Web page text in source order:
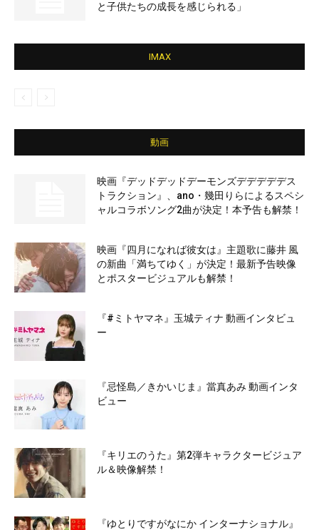
と子供たちの成長を感じられる」
IMAX
動画
映画『デッドデッドデーモンズデデデデデス
トラクション』、ano・幾田りらによるスペシ
ャルコラボソング2曲が決定！本予告も解禁！
映画『四月になれば彼女は』主題歌に藤井 風
の新曲「満ちてゆく」が決定！最新予告映像
とポスタービジュアルも解禁！
『#ミトヤマネ』玉城ティナ 動画インタビュ
ー
『忌怪島／きかいじま』當真あみ 動画インタ
ビュー
『キリエのうた』第2弾キャラクタービジュア
ル＆映像解禁！
『ゆとりですがなにか インターナショナル』